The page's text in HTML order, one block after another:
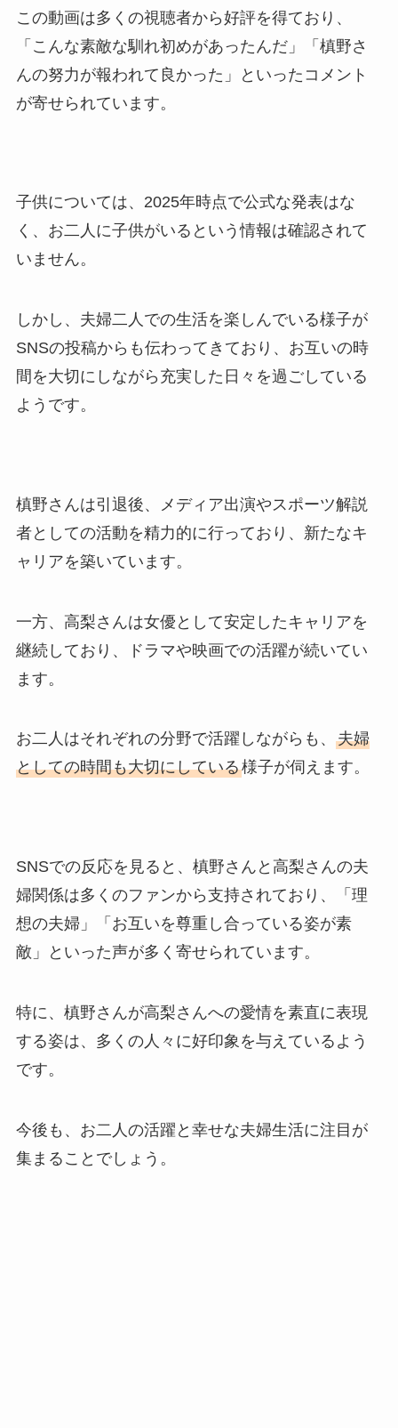
この動画は多くの視聴者から好評を得ており、
「こんな素敵な馴れ初めがあったんだ」「槙野さ
んの努力が報われて良かった」といったコメント
が寄せられています。
子供については、2025年時点で公式な発表はな
く、お二人に子供がいるという情報は確認されて
いません。
しかし、夫婦二人での生活を楽しんでいる様子が
SNSの投稿からも伝わってきており、お互いの時
間を大切にしながら充実した日々を過ごしている
ようです。
槙野さんは引退後、メディア出演やスポーツ解説
者としての活動を精力的に行っており、新たなキ
ャリアを築いています。
一方、高梨さんは女優として安定したキャリアを
継続しており、ドラマや映画での活躍が続いてい
ます。
お二人はそれぞれの分野で活躍しながらも、 夫婦
としての時間も大切にしている様子が伺えます。
SNSでの反応を見ると、槙野さんと高梨さんの夫
婦関係は多くのファンから支持されており、「理
想の夫婦」「お互いを尊重し合っている姿が素
敵」といった声が多く寄せられています。
特に、槙野さんが高梨さんへの愛情を素直に表現
する姿は、多くの人々に好印象を与えているよう
です。
今後も、お二人の活躍と幸せな夫婦生活に注目が
集まることでしょう。